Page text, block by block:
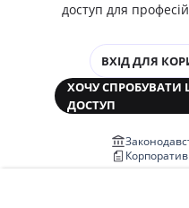
доступ для
ВХІД ДЛЯ
ХОЧУ СПРОБУВАТИ
ДОСТУП